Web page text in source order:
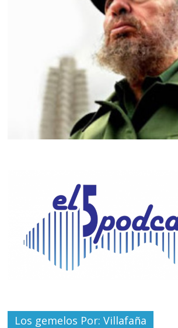
Los gemelos Por: Villafaña